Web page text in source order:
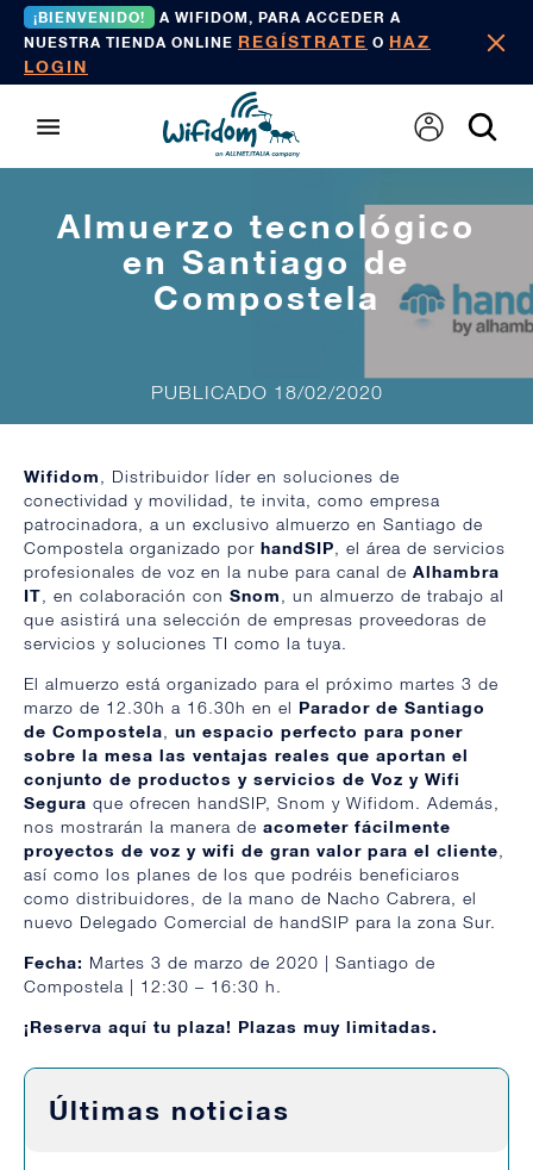
¡BIENVENIDO!
A WIFIDOM, PARA ACCEDER A
NUESTRA TIENDA ONLINE REGÍSTRATE O HAZ
LOGIN
Almuerzo tecnológico
en Santiago de
Compostela
PUBLICADO 18/02/2020
Wifidom, Distribuidor líder en soluciones de
conectividad y movilidad, te invita, como empresa
patrocinadora, a un exclusivo almuerzo en Santiago de
Compostela organizado por handSIP, el área de servicios
profesionales de voz en la nube para canal de Alhambra
IT, en colaboración con Snom, un almuerzo de trabajo al
que asistirá una selección de empresas proveedoras de
servicios y soluciones TI como la tuya.
El almuerzo está organizado para el próximo martes 3 de
marzo de 12.30h a 16.30h en el Parador de Santiago
de Compostela, un espacio perfecto para poner
sobre la mesa las ventajas reales que aportan el
conjunto de productos y servicios de Voz y Wifi
Segura que ofrecen handSIP, Snom y Wifidom. Además,
nos mostrarán la manera de acometer fácilmente
proyectos de voz y wifi de gran valor para el cliente,
así como los planes de los que podréis beneficiaros
como distribuidores, de la mano de Nacho Cabrera, el
nuevo Delegado Comercial de handSIP para la zona Sur.
Fecha: Martes 3 de marzo de 2020 | Santiago de
Compostela | 12:30 – 16:30 h.
¡Reserva aquí tu plaza! Plazas muy limitadas.
Últimas noticias